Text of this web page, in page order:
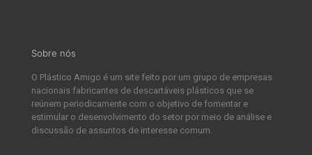
Sobre nós
O Plástico Amigo é um site feito por um grupo de empresas
nacionais fabricantes de descartáveis plásticos que se
reúnem periodicamente com o objetivo de fomentar e
estimular o desenvolvimento do setor por meio de análise e
discussão de assuntos de interesse comum.